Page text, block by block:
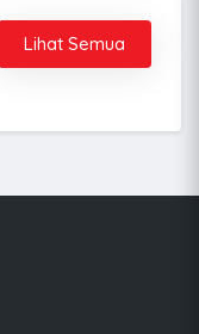
Lihat Semua